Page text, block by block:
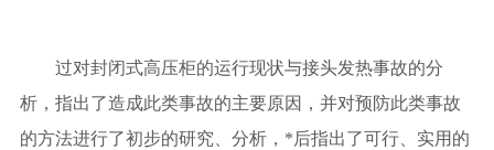
过对封闭式高压柜的运行现状与接头发热事故的分
析，指出了造成此类事故的主要原因，并对预防此类事故
的方法进行了初步的研究、分析，*后指出了可行、实用的